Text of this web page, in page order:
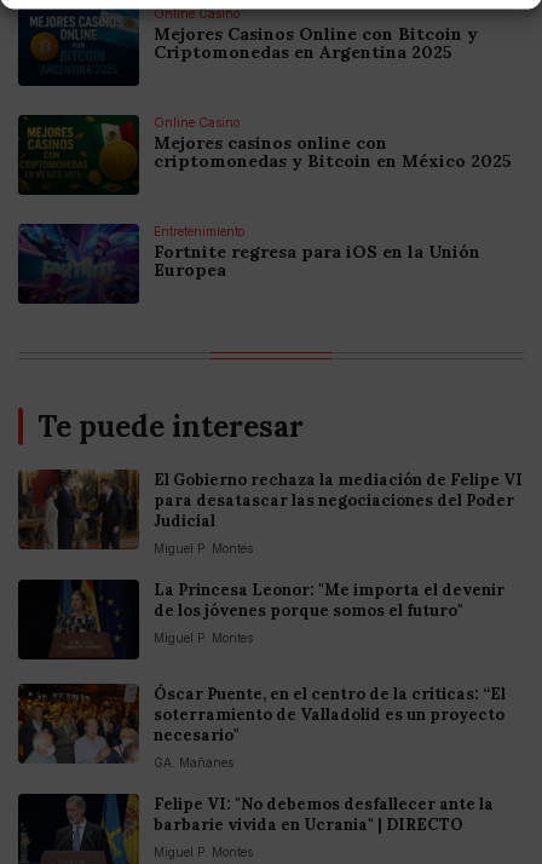
Online Casino
Mejores Casinos Online con Bitcoin y
Criptomonedas en Argentina 2025
Online Casino
Mejores casinos online con
criptomonedas y Bitcoin en México 2025
Entretenimiento
Fortnite regresa para iOS en la Unión
Europea
Te puede interesar
El Gobierno rechaza la mediación de Felipe VI
para desatascar las negociaciones del Poder
Judicial
Miguel P. Montes
La Princesa Leonor: "Me importa el devenir
de los jóvenes porque somos el futuro"
Miguel P. Montes
Óscar Puente, en el centro de la críticas: “El
soterramiento de Valladolid es un proyecto
necesario"
GA. Mañanes
Felipe VI: "No debemos desfallecer ante la
barbarie vivida en Ucrania" | DIRECTO
Miguel P. Montes